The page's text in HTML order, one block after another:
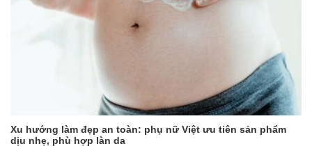
Xu hướng làm đẹp an toàn: phụ nữ Việt ưu tiên sản phẩm
dịu nhẹ, phù hợp làn da